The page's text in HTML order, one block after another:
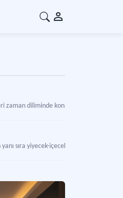
zaman diliminde konaklama
yanı sıra yiyecek-içecek, dinlenme,